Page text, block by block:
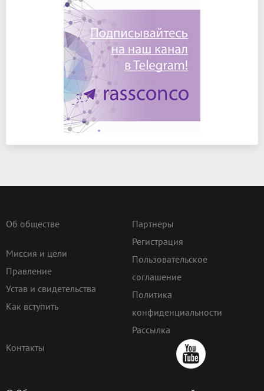
Об обществе
Миссия и цели
Правление
Устав и свидетельства
Как вступить
Партнеры
Регистрация
Пользовательское
соглашение
Политика
конфиденциальности
Рассылка
Контакты